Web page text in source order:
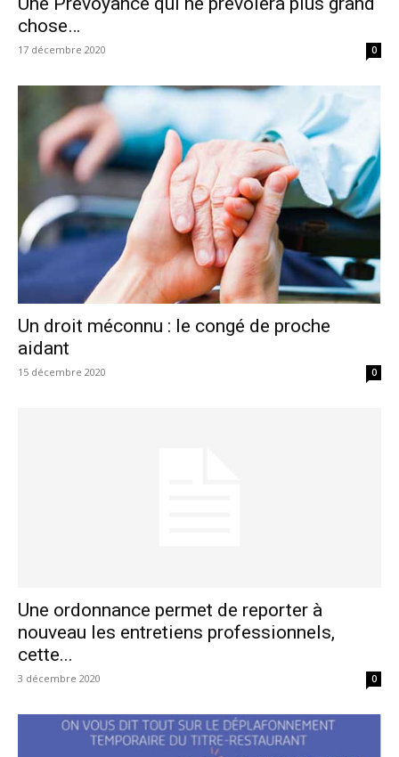
chose…
17 décembre 2020 0
Un droit méconnu : le congé de proche
aidant
15 décembre 2020 0
Une ordonnance permet de reporter à
nouveau les entretiens professionnels,
cette...
3 décembre 2020 0